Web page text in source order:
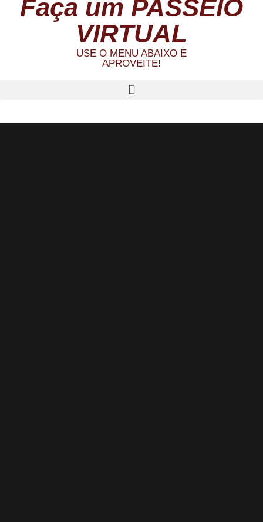
Faça um PASSEIO
VIRTUAL
USE O MENU ABAIXO E
APROVEITE!